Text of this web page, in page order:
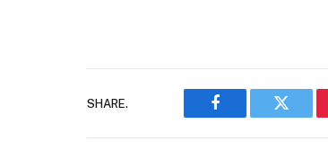
SHARE.
Facebook Twitter